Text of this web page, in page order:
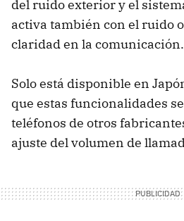
del ruido exterior y el
activa también con el ruido
claridad en la comunicación.
Solo está disponible en
que estas funcionalidades
teléfonos de otros
ajuste del volumen de